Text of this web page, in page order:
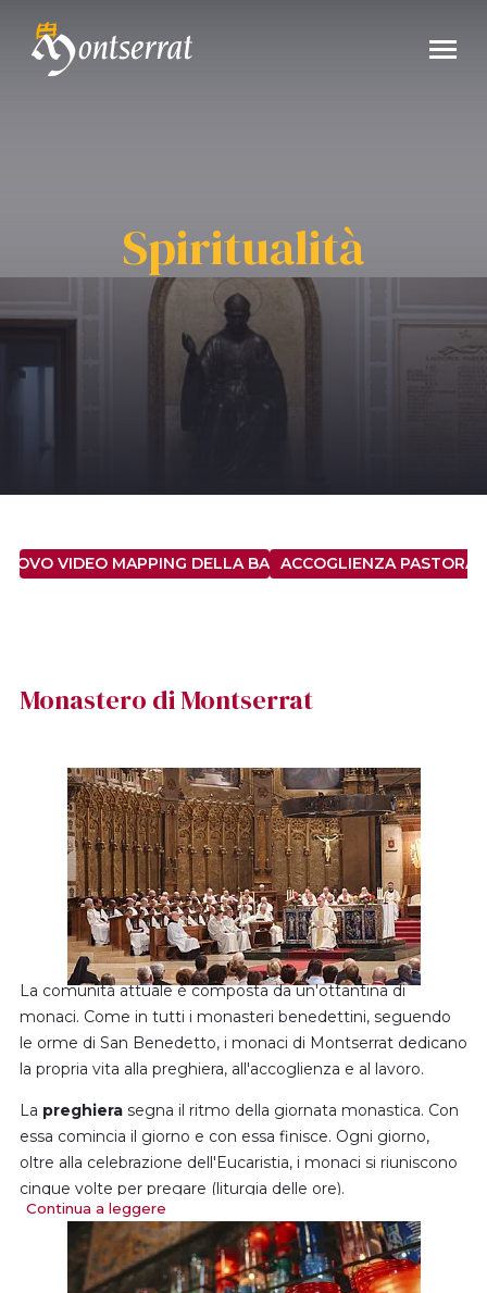
Spiritualità
VIDEO MAPPING DELLA BASILICA DI SANTA MARIA
ACCOGLIENZA
Monastero di Montserrat
La comunità attuale è composta da un'ottantina di
monaci. Come in tutti i monasteri benedettini, seguendo
le orme di San Benedetto, i monaci di Montserrat dedicano
la propria vita alla preghiera, all'accoglienza e al lavoro.
La preghiera segna il ritmo della giornata monastica. Con
essa comincia il giorno e con essa finisce. Ogni giorno,
oltre alla celebrazione dell'Eucaristia, i monaci si riuniscono
cinque volte per pregare (liturgia delle ore).
Inoltre, dispongono di alcuni momenti per lapreghiera
individualee per la lettura della Parola di Dioo di altre
opere spirituali.
Continua a leggere